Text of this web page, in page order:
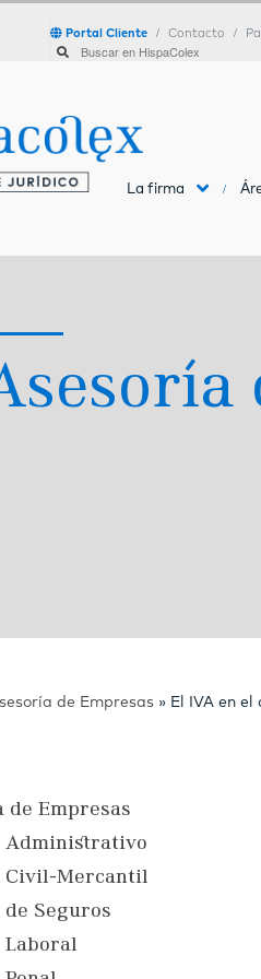
Portal Cliente Contacto
La firma
de Empresas » El IVA en
de Empresas
Administrativo
Civil-Mercantil
Seguros
Laboral